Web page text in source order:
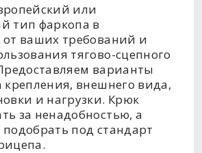
или
тип фаркопа в
от ваших требований и
тягово-сцепного
варианты
крепления, внешнего вида,
и нагрузки. Крюк
за ненадобностью, а
под стандарт